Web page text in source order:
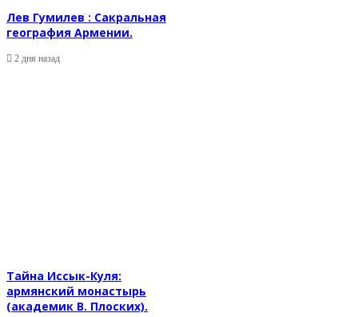
Лев Гумилев : Сакральная
география Армении.
2 дня назад
Тайна Иссык-Куля:
армянский монастырь
(академик В. Плоских).